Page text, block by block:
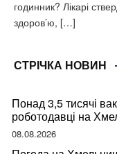
годинник? Лікарі
здоров’ю, […]
СТРІЧКА НОВИН
Понад 3,5 тисячі
роботодавці на
08.08.2026